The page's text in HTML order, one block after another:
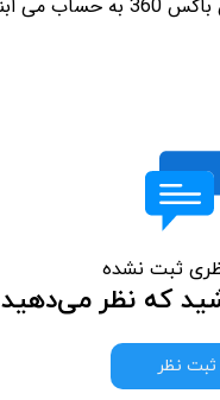
می باشند.
ثبت نشده
که نظر می‌دهید
ثبت نظر